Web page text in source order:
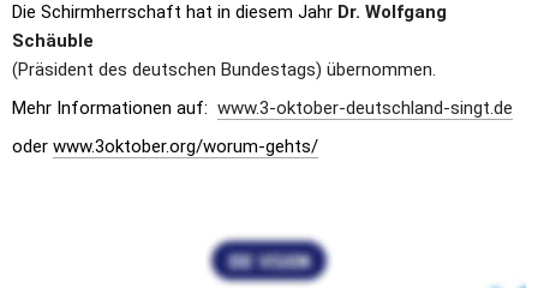
Die Schirmherrschaft hat in diesem Jahr Dr. Wolfgang
Schäuble
(Präsident des deutschen Bundestags) übernommen.
Mehr Informationen auf: www.3-oktober-deutschland-singt.de
oder www.3oktober.org/worum-gehts/
In Leipzig war die zentrale Veranstaltung 2020, die